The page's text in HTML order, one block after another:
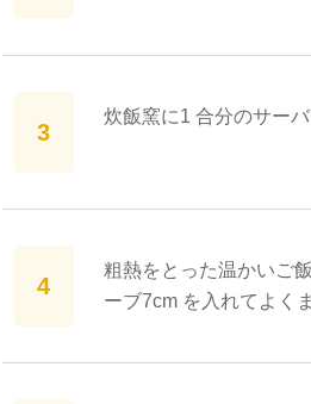
炊飯窯に1 合分のサー
粗熱をとった温かいご
ーブ7cm を入れてよく